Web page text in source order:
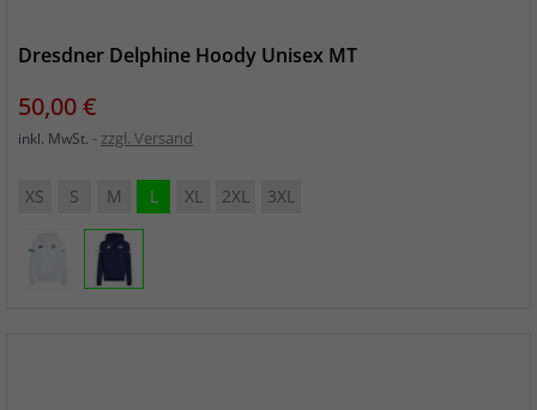
Dresdner Delphine Hoody Unisex MT
Preis
50,00 €
inkl. MwSt. zzgl. Versand
XS S M L XL 2XL 3XL